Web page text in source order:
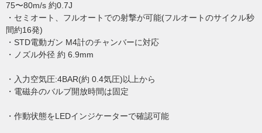
75〜80m/s 約0.7J
・セミオート、フルオートでの射撃が可能(フルオートのサイクル秒
間約16発)
・STD電動ガン M4計のチャンバーに対応
・ノズル外径 約 6.9mm
・入力空気圧:4BAR(約 0.4気圧)以上から
・電磁弁のバルブ開放時間は固定
・作動状態をLEDインジケーターで確認可能